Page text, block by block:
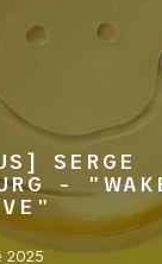
SERGE
-
2025